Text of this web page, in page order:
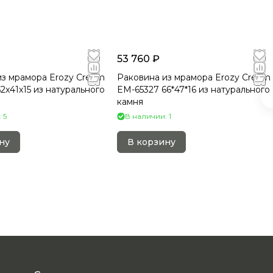
мрамора Erozy Cream
из натурального
5
53 760 ₽
Раковина из мрамора Erozy Cream
EM-65327 66*47*16 из натурального
камня
В наличии: 1
В корзину